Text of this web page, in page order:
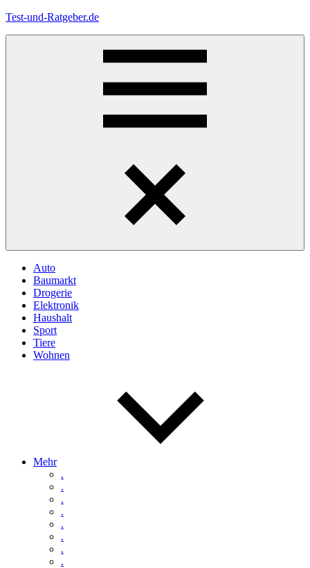
Zum
Test-und-Ratgeber.de
Auto
Baumarkt
Drogerie
Elektronik
Haushalt
Sport
Tiere
Wohnen
Mehr
.
.
.
.
.
.
.
.